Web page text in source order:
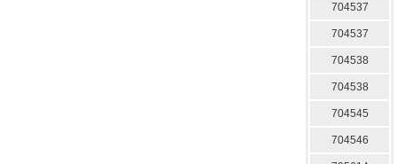
704537
704537
704538
704538
704545
704546